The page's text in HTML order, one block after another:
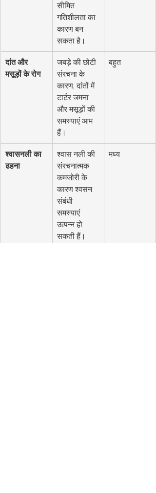
सीमित
गतिशीलता का
कारण बन
सकता है।
दांत और
मसूड़ों के रोग
जबड़े की छोटी
संरचना के
कारण, दांतों में
टार्टर जमना
और मसूड़ों की
समस्याएं आम
हैं।
बहुत
श्वासनली का
ढहना
श्वास नली की
संरचनात्मक
कमजोरी के
कारण श्वसन
संबंधी
समस्याएं
उत्पन्न हो
सकती हैं।
मध्य